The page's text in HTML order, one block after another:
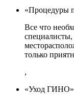
«Процедуры
Все что
только
,
«Уход ГИНО»